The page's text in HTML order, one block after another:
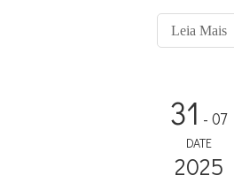
para versões
Leia Mais
31 - 07
DATE
2025